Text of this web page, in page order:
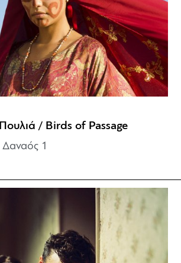
/ Birds of Passage
1